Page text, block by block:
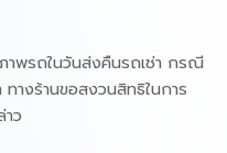
ภาพรถในวันส่งคืนรถเช่า กรณี
ทางร้านขอสงวนสิทธิในการ
ว